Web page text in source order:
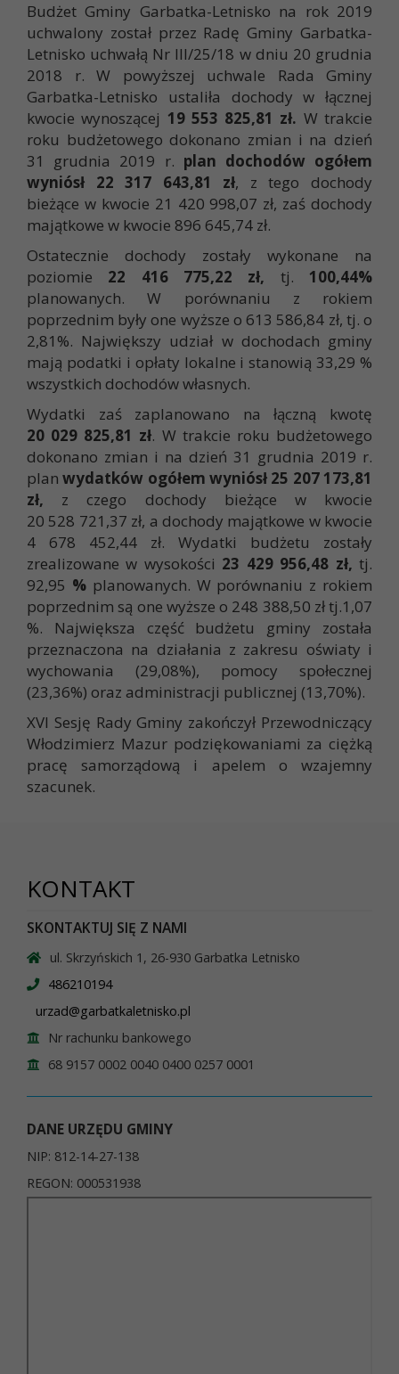
Budżet Gminy Garbatka-Letnisko na rok 2019
uchwalony został przez Radę Gminy Garbatka-
Letnisko uchwałą Nr III/25/18 w dniu 20 grudnia
2018 r. W powyższej uchwale Rada Gminy
Garbatka-Letnisko ustaliła dochody w łącznej
kwocie wynoszącej 19 553 825,81 zł. W trakcie
roku budżetowego dokonano zmian i na dzień
31 grudnia 2019 r. plan dochodów ogółem
wyniósł 22 317 643,81 zł, z tego dochody
bieżące w kwocie 21 420 998,07 zł, zaś dochody
majątkowe w kwocie 896 645,74 zł.
Ostatecznie dochody zostały wykonane na
poziomie 22 416 775,22 zł, tj. 100,44%
planowanych. W porównaniu z rokiem
poprzednim były one wyższe o 613 586,84 zł, tj. o
2,81%. Największy udział w dochodach gminy
mają podatki i opłaty lokalne i stanowią 33,29 %
wszystkich dochodów własnych.
Wydatki zaś zaplanowano na łączną kwotę
20 029 825,81 zł. W trakcie roku budżetowego
dokonano zmian i na dzień 31 grudnia 2019 r.
plan wydatków ogółem wyniósł 25 207 173,81
zł, z czego dochody bieżące w kwocie
20 528 721,37 zł, a dochody majątkowe w kwocie
4 678 452,44 zł. Wydatki budżetu zostały
zrealizowane w wysokości 23 429 956,48 zł,tj.
92,95 % planowanych. W porównaniu z rokiem
poprzednim są one wyższe o 248 388,50 zł tj.1,07
%. Największa część budżetu gminy została
przeznaczona na działania z zakresu oświaty i
wychowania (29,08%), pomocy społecznej
(23,36%) oraz administracji publicznej (13,70%).
XVI Sesję Rady Gminy zakończył Przewodniczący
Włodzimierz Mazur podziękowaniami za ciężką
pracę samorządową i apelem o wzajemny
szacunek.
KONTAKT
SKONTAKTUJ SIĘ Z NAMI
ul. Skrzyńskich 1, 26-930 Garbatka Letnisko
486210194
urzad@garbatkaletnisko.pl
Nr rachunku bankowego
68 9157 0002 0040 0400 0257 0001
DANE URZĘDU GMINY
NIP: 812-14-27-138
REGON: 000531938